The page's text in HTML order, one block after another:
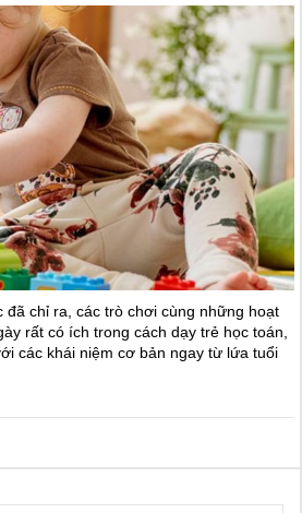
đã chỉ ra, các trò chơi cùng những hoạt
rất có ích trong cách dạy trẻ học toán,
các khái niệm cơ bản ngay từ lứa tuổi